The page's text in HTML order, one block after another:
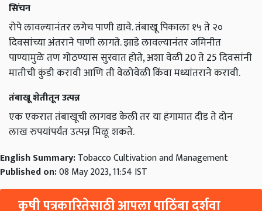
सिंचन
रोपे लावल्यानंतर लगेच पाणी द्यावे. तंबाखू पिकाला १५ ते २०
दिवसांच्या अंतराने पाणी लागते. झाडे लावल्यानंतर जमिनीत
पाण्यामुळे तण गोठण्यास सुरवात होते, अशा वेळी 20 ते 25 दिवसांनी
मातीची कुंडी करावी आणि ती वेळोवेळी किंवा मध्यांतराने करावी.
तंबाखू शेतीतून उत्पन्न
एक एकरात तंबाखूची लागवड केली तर या हंगामात दीड ते दोन
लाख रुपयांपर्यंत उत्पन्न मिळू शकते.
English Summary:Tobacco Cultivation and Management
Published on:08 May 2023, 11:54 IST
कृषी पत्रकारितेसाठी आपला पाठिंबा दर्शवा